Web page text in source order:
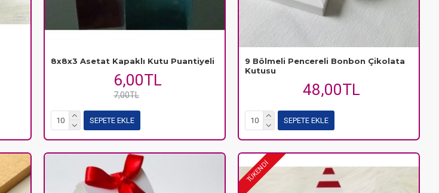
8x8x3 Asetat Kapaklı Kutu Puantiyeli
6,00TL
7,00TL
SEPETE EKLE
9 Bölmeli Pencereli Bonbon Çikolata
Kutusu
48,00TL
SEPETE EKLE
TÜKENDİ